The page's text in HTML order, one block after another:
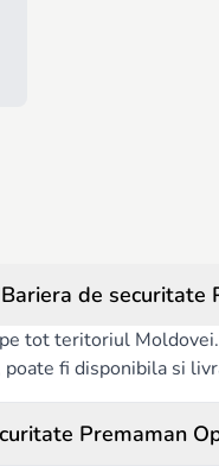
de
tot teritoriul
fi disponibila si
Premaman